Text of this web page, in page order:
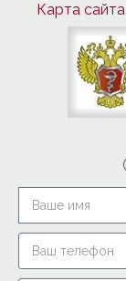
Карта сайта